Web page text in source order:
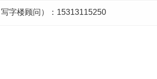
字楼顾问）：15313115250